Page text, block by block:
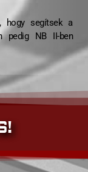
hogy segítsek a
pedig NB II-ben